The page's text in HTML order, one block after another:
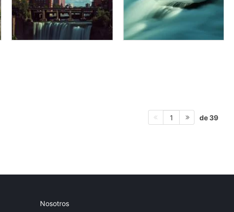
1 de 39
Nosotros